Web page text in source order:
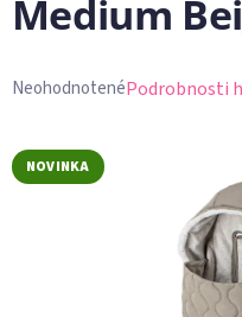
Medium
Priemerné
produktu
NeohodnotenéPodrobnosti
NOVINKA